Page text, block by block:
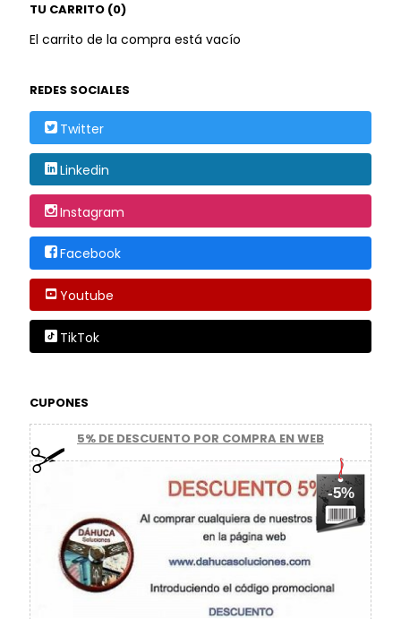
TU CARRITO (0)
El carrito de la compra está vacío
REDES SOCIALES
Twitter
Linkedin
Instagram
Facebook
Youtube
TikTok
CUPONES
5% DE DESCUENTO POR COMPRA EN WEB
-5%